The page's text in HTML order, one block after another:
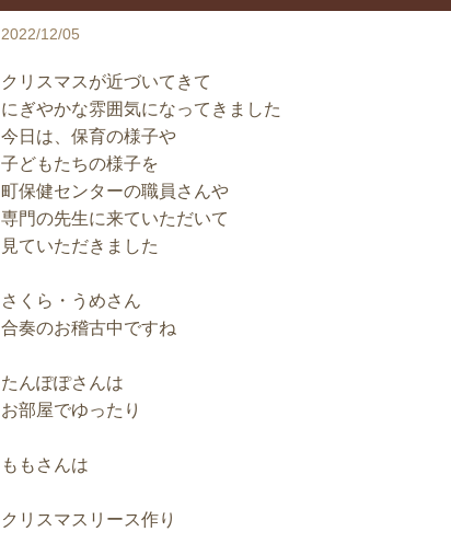
2022/12/05
クリスマスが近づいてきて
にぎやかな雰囲気になってきました
今日は、保育の様子や
子どもたちの様子を
町保健センターの職員さんや
専門の先生に来ていただいて
見ていただきました
さくら・うめさん
合奏のお稽古中ですね
たんぽぽさんは
お部屋でゆったり
ももさんは
クリスマスリース作り